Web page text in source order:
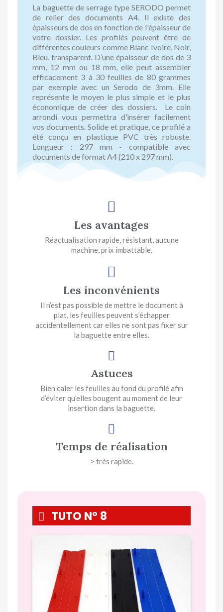
La baguette de serrage type SERODO permet
de relier des documents A4. Il existe des
épaisseurs de dos en fonction de l'épaisseur de
votre dossier. Les profilés peuvent être de
différentes couleurs comme Blanc Ivoire, Noir,
Bleu, transparent. D’une épaisseur de dos de 3
mm, 12 mm ou 18 mm, elle peut assembler
efficacement 3 à 30 feuilles de 80 grammes
par exemple avec un Serodo de 3mm. Elle
représente le moyen le plus simple et le plus
économique de créer des dossiers. Le coin
arrondi vous permettra d’insérer facilement
vos documents. Solide et pratique, ce profilé a
été conçu en plastique PVC très robuste.
Longueur : 297 mm - compatible avec
documents de format A4 (210 x 297 mm).
Les avantages
Réactualisation rapide, résistant, aucune
machine, prix imbattable.
Les inconvénients
Il n’est pas possible de mettre le document à
plat, les feuilles peuvent s’échapper
accidentellement car elles ne sont pas fixer sur
la baguette entre elles.
Astuces
Bien caler les feuilles au fond du profilé afin
d’éviter qu’elles bougent au moment de leur
insertion dans la baguette.
Temps de réalisation
> très rapide.
TUTO N° 8